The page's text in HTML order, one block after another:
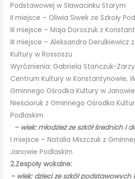
Podstawowej w Sławacinku Starym
II miejsce – Oliwia Siwek ze Szkoły
III miejsce – Maja Doroszuk z
III miejsce – Aleksandra Derulkiewicz
Kultury w Rossoszu
Wyróżnienia: Gabriela Stańczuk-
Centrum Kultury w Konstantynowie,
Gminnego Ośrodka Kultury w
Nieścioruk z Gminnego Ośrodka
Podlaskim
– wiek: młodzież ze szkół średnich i
I miejsce – Natalia Miszczuk z
Janowie Podlaskim
2.Zespoły wokalne:
– wiek: dzieci ze szkół podstawowych